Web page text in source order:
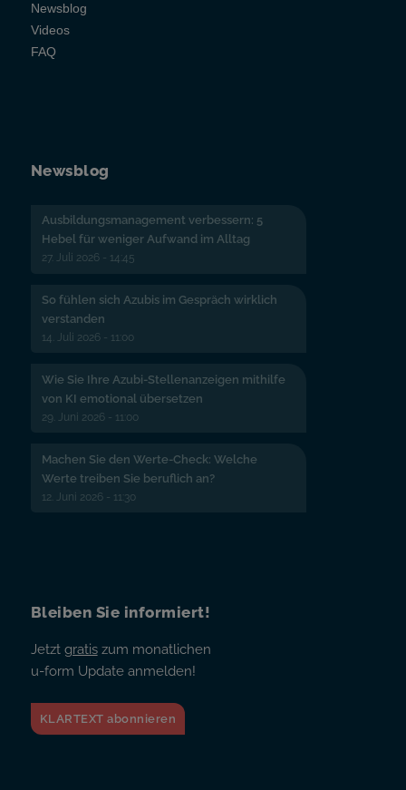
Newsblog
Videos
FAQ
Newsblog
Ausbildungsmanagement verbessern: 5
Hebel für weniger Aufwand im Alltag
27. Juli 2026 - 14:45
So fühlen sich Azubis im Gespräch wirklich
verstanden
14. Juli 2026 - 11:00
Wie Sie Ihre Azubi-Stellenanzeigen mithilfe
von KI emotional übersetzen
29. Juni 2026 - 11:00
Machen Sie den Werte-Check: Welche
Werte treiben Sie beruflich an?
12. Juni 2026 - 11:30
Bleiben Sie informiert!
Jetzt gratiszum monatlichen
u-form Update anmelden!
KLARTEXT abonnieren